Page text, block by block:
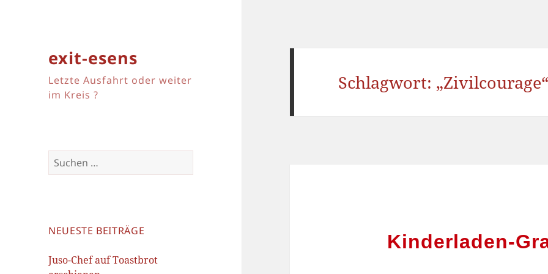
exit-esens
Letzte Ausfahrt oder weiter
im Kreis ?
Suchen
nach:
NEUESTE BEITRÄGE
Juso-Chef auf Toastbrot
Schlagwort: „Zivilcourage“
Kinderladen-